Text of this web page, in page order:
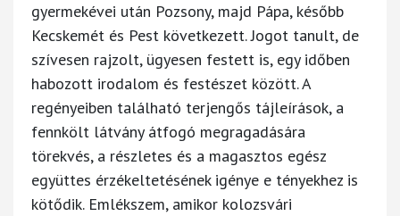
gyermekévei után Pozsony, majd Pápa, később
Kecskemét és Pest következett. Jogot tanult, de
szívesen rajzolt, ügyesen festett is, egy időben
habozott irodalom és festészet között. A
regényeiben található terjengős tájleírások, a
fennkölt látvány átfogó megragadására
törekvés, a részletes és a magasztos egész
együttes érzékeltetésének igénye e tényekhez is
kötődik. Emlékszem, amikor kolozsvári